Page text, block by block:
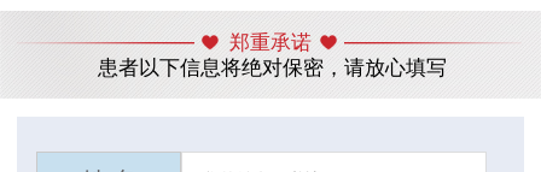
郑重承诺
患者以下信息将绝对保密，请放心填写